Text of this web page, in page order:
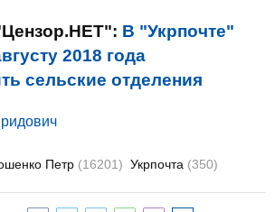
В "Укрпочте"
2018 года
сельские отделения
Петр (16201) Укрпочта (350)